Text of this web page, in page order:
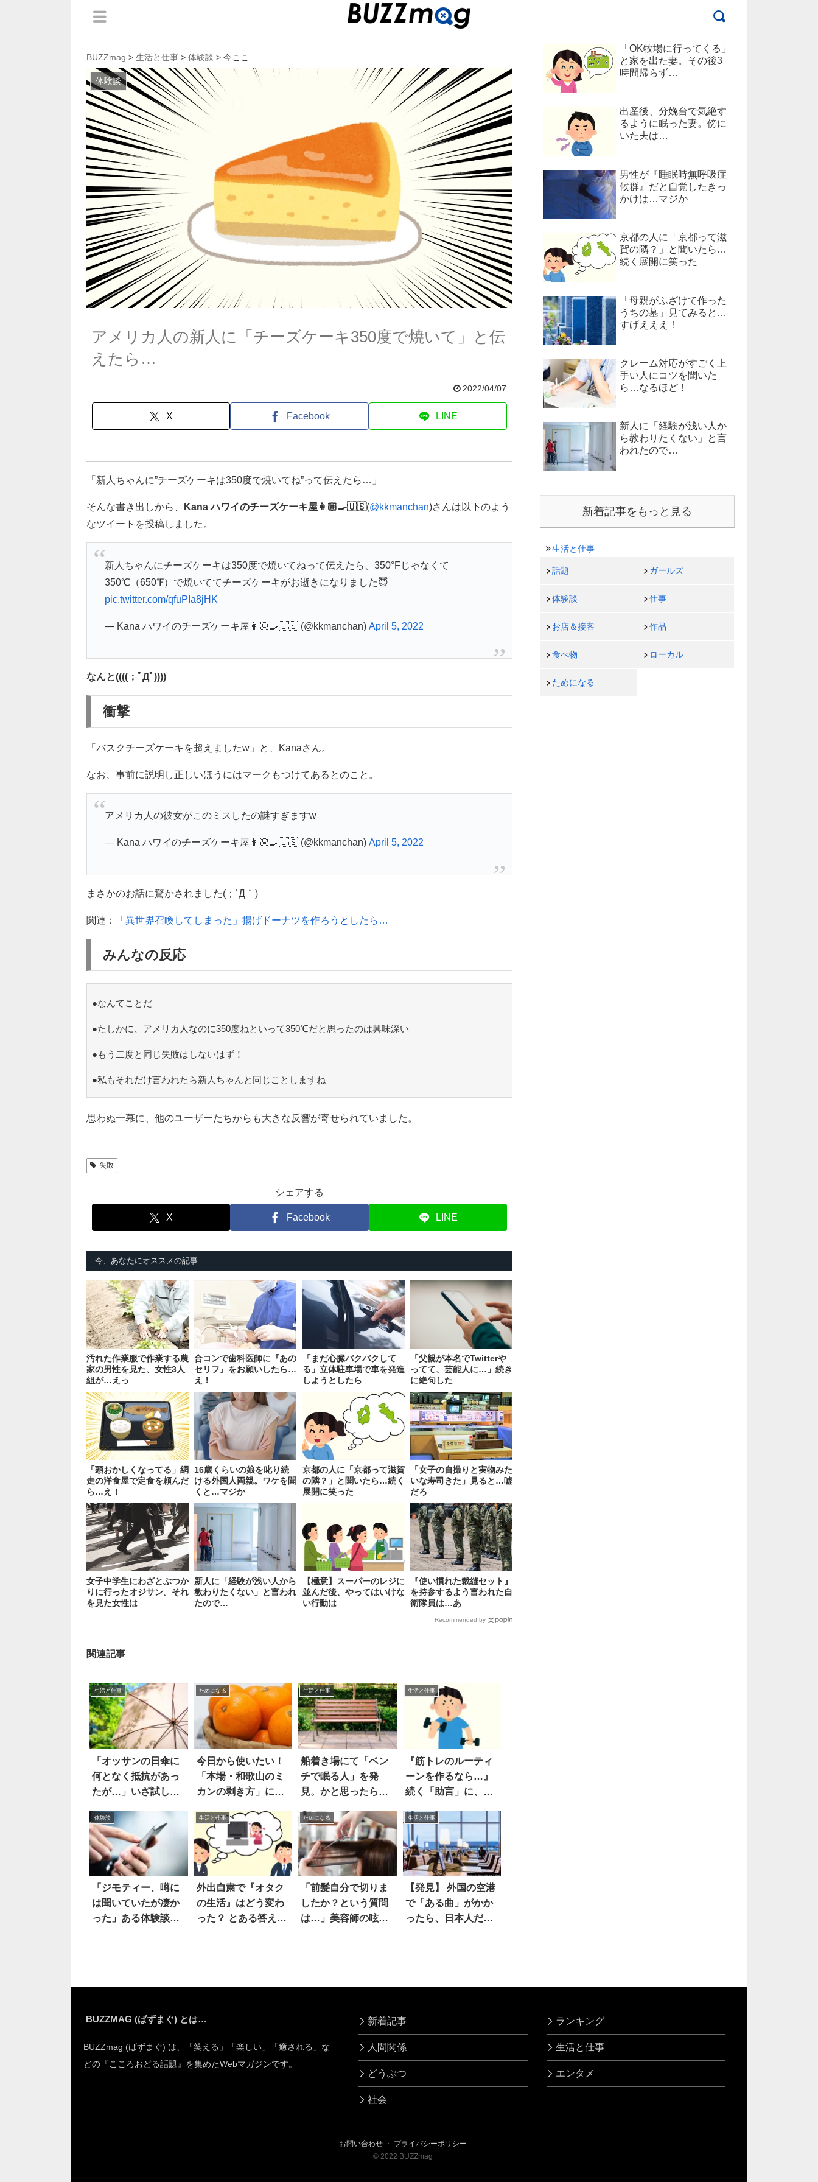
BUZZmag > 生活と仕事 > 体験談 > 今ここ
体験談
アメリカ人の新人に「チーズケーキ350度で焼いて」と伝
えたら…
2022/04/07
X Facebook LINE
「新人ちゃんに”チーズケーキは350度で焼いてね”って伝えたら…」
そんな書き出しから、 Kana ハワイのチーズケーキ屋👩🏼‍🍳🇺🇸(@kkmanchan)さんは以下のよう
なツイートを投稿しました。
新人ちゃんにチーズケーキは350度で焼いてねって伝えたら、350°Fじゃなくて
350℃（650℉）で焼いててチーズケーキがお逝きになりました😇
pic.twitter.com/qfuPIa8jHK
— Kana ハワイのチーズケーキ屋👩🏼‍🍳🇺🇸 (@kkmanchan) April 5, 2022
なんと((((；ﾟДﾟ))))
衝撃
「バスクチーズケーキを超えましたw」と、Kanaさん。
なお、事前に説明し正しいほうにはマークもつけてあるとのこと。
アメリカ人の彼女がこのミスしたの謎すぎますw
— Kana ハワイのチーズケーキ屋👩🏼‍🍳🇺🇸 (@kkmanchan) April 5, 2022
まさかのお話に驚かされました(；´Д｀)
関連： 「異世界召喚してしまった」揚げドーナツを作ろうとしたら…
みんなの反応
●なんてことだ
●たしかに、アメリカ人なのに350度ねといって350℃だと思ったのは興味深い
●もう二度と同じ失敗はしないはず！
●私もそれだけ言われたら新人ちゃんと同じことしますね
思わぬ一幕に、他のユーザーたちからも大きな反響が寄せられていました。
失敗
シェアする
X Facebook LINE
今、あなたにオススメの記事
汚れた作業服で作業する農
家の男性を見た、女性3人
組が…えっ
合コンで歯科医師に『あの
セリフ』をお願いしたら…
え！
「まだ心臓バクバクして
る」立体駐車場で車を発進
しようとしたら
「父親が本名でTwitterや
ってて、芸能人に…」続き
に絶句した
「頭おかしくなってる」網
走の洋食屋で定食を頼んだ
ら…え！
16歳くらいの娘を叱り続
ける外国人両親。ワケを聞
くと…マジか
京都の人に「京都って滋賀
の隣？」と聞いたら…続く
展開に笑った
「女子の自撮りと実物みた
いな寿司きた」見ると…嘘
だろ
女子中学生にわざとぶつか
りに行ったオジサン。それ
を見た女性は
新人に「経験が浅い人から
教わりたくない」と言われ
たので…
【極意】スーパーのレジに
並んだ後、やってはいけな
い行動は
『使い慣れた裁縫セット』
を持参するよう言われた自
衛隊員は…あ
Recommended by
関連記事
生活と仕事
「オッサンの日傘に
何となく抵抗があっ
たが…」いざ試して
ためになる
今日から使いたい！
「本場・和歌山のミ
カンの剥き方」に注
生活と仕事
船着き場にて「ベン
チで眠る人」を発
見。かと思ったら…
生活と仕事
『筋トレのルーティ
ーンを作るなら…』
続く「助言」に、ハ
体験談
「ジモティー、噂に
は聞いていたが凄か
った」ある体験談に
生活と仕事
外出自粛で『オタク
の生活』はどう変わ
った？ とある答えに
ためになる
「前髪自分で切りま
したか？という質問
は…」美容師の呟き
生活と仕事
【発見】 外国の空港
で「ある曲」がかか
ったら、日本人だけ
「OK牧場に行ってくる」
と家を出た妻。その後3
時間帰らず…
出産後、分娩台で気絶す
るように眠った妻。傍に
いた夫は…
男性が『睡眠時無呼吸症
候群』だと自覚したきっ
かけは…マジか
京都の人に「京都って滋
賀の隣？」と聞いたら…
続く展開に笑った
「母親がふざけて作った
うちの墓」見てみると…
すげえええ！
クレーム対応がすごく上
手い人にコツを聞いた
ら…なるほど！
新人に「経験が浅い人か
ら教わりたくない」と言
われたので…
新着記事をもっと見る
生活と仕事
話題 ガールズ
体験談 仕事
お店＆接客 作品
食べ物 ローカル
ためになる
BUZZMAG (ばずまぐ) とは…
BUZZmag (ばずまぐ) は、「笑える」「楽しい」「癒される」な
どの『こころおどる話題』を集めたWebマガジンです。
新着記事
人間関係
どうぶつ
社会
ランキング
生活と仕事
エンタメ
お問い合わせ ・ プライバシーポリシー
© 2022 BUZZmag